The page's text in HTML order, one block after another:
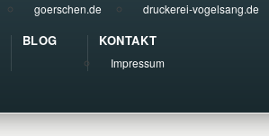
goerschen.de
druckerei-vogelsang.de
BLOG KONTAKT
Impressum